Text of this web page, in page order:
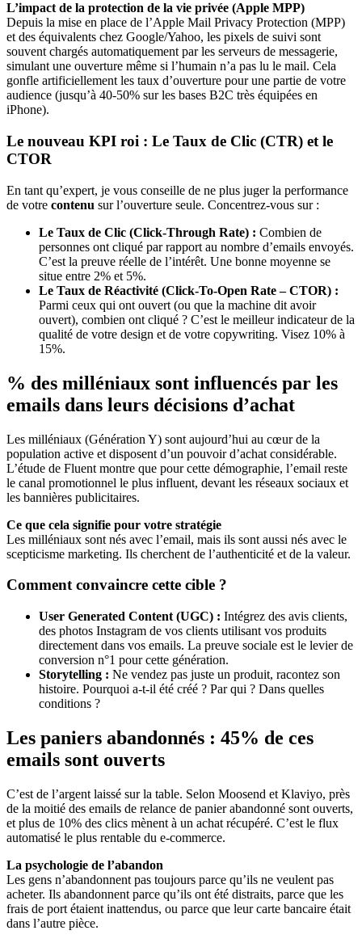
L’impact de la protection de la vie privée (Apple MPP)
Depuis la mise en place de l’Apple Mail Privacy Protection (MPP)
et des équivalents chez Google/Yahoo, les pixels de suivi sont
souvent chargés automatiquement par les serveurs de messagerie,
simulant une ouverture même si l’humain n’a pas lu le mail. Cela
gonfle artificiellement les taux d’ouverture pour une partie de votre
audience (jusqu’à 40-50% sur les bases B2C très équipées en
iPhone).
Le nouveau KPI roi : Le Taux de Clic (CTR) et le
CTOR
En tant qu’expert, je vous conseille de ne plus juger la performance
de votre contenu sur l’ouverture seule. Concentrez-vous sur :
Le Taux de Clic (Click-Through Rate) : Combien de
personnes ont cliqué par rapport au nombre d’emails envoyés.
C’est la preuve réelle de l’intérêt. Une bonne moyenne se
situe entre 2% et 5%.
Le Taux de Réactivité (Click-To-Open Rate – CTOR) :
Parmi ceux qui ont ouvert (ou que la machine dit avoir
ouvert), combien ont cliqué ? C’est le meilleur indicateur de la
qualité de votre design et de votre copywriting. Visez 10% à
15%.
% des milléniaux sont influencés par les
emails dans leurs décisions d’achat
Les milléniaux (Génération Y) sont aujourd’hui au cœur de la
population active et disposent d’un pouvoir d’achat considérable.
L’étude de Fluent montre que pour cette démographie, l’email reste
le canal promotionnel le plus influent, devant les réseaux sociaux et
les bannières publicitaires.
Ce que cela signifie pour votre stratégie
Les milléniaux sont nés avec l’email, mais ils sont aussi nés avec le
scepticisme marketing. Ils cherchent de l’authenticité et de la valeur.
Comment convaincre cette cible ?
User Generated Content (UGC) : Intégrez des avis clients,
des photos Instagram de vos clients utilisant vos produits
directement dans vos emails. La preuve sociale est le levier de
conversion n°1 pour cette génération.
Storytelling : Ne vendez pas juste un produit, racontez son
histoire. Pourquoi a-t-il été créé ? Par qui ? Dans quelles
conditions ?
Les paniers abandonnés : 45% de ces
emails sont ouverts
C’est de l’argent laissé sur la table. Selon Moosend et Klaviyo, près
de la moitié des emails de relance de panier abandonné sont ouverts,
et plus de 10% des clics mènent à un achat récupéré. C’est le flux
automatisé le plus rentable du e-commerce.
La psychologie de l’abandon
Les gens n’abandonnent pas toujours parce qu’ils ne veulent pas
acheter. Ils abandonnent parce qu’ils ont été distraits, parce que les
frais de port étaient inattendus, ou parce que leur carte bancaire était
dans l’autre pièce.